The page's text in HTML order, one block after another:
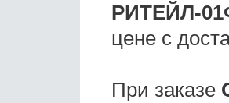
РИТЕЙЛ-
цене с
При заказе